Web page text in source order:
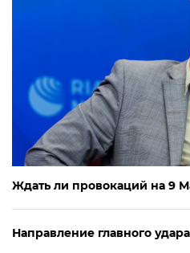
Ждать ли провокаций на 9
Направление главного удара